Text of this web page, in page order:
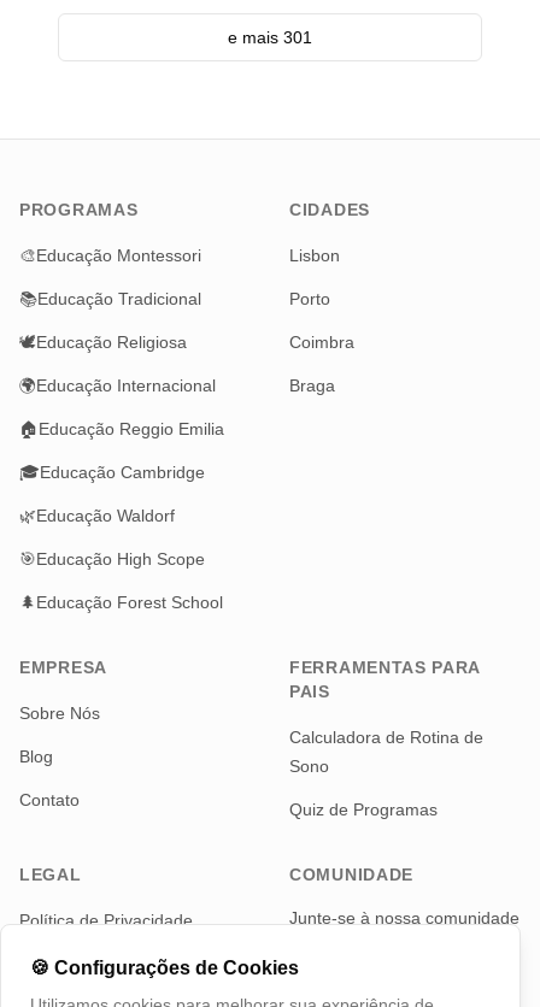
e mais 301
PROGRAMAS
🎨Educação Montessori
📚Educação Tradicional
🕊️Educação Religiosa
🌍Educação Internacional
🏠Educação Reggio Emilia
🎓Educação Cambridge
🌿Educação Waldorf
🎯Educação High Scope
🌲Educação Forest School
CIDADES
Lisbon
Porto
Coimbra
Braga
EMPRESA
Sobre Nós
Blog
Contato
FERRAMENTAS PARA
PAIS
Calculadora de Rotina de
Sono
Quiz de Programas
LEGAL
Política de Privacidade
Termos de Serviço
COMUNIDADE
Junte-se à nossa comunidade
atualizações
🍪 Configurações de Cookies